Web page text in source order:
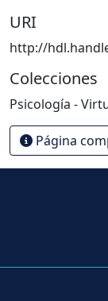
URI
http://
Colecciones
Psicología -
Página